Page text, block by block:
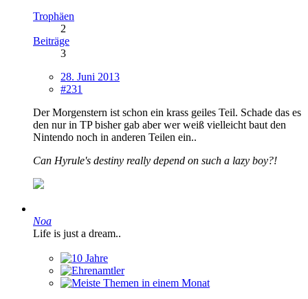
Trophäen
2
Beiträge
3
28. Juni 2013
#231
Der Morgenstern ist schon ein krass geiles Teil. Schade das es
den nur in TP bisher gab aber wer weiß vielleicht baut den
Nintendo noch in anderen Teilen ein..
Can Hyrule's destiny really depend on such a lazy boy?!
Noa
Life is just a dream..